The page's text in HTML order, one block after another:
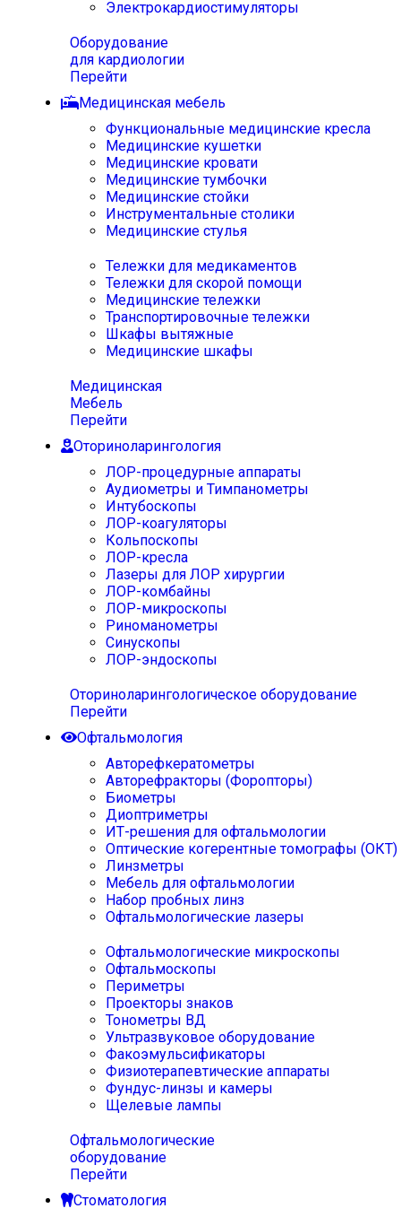
Электрокардиостимуляторы
Оборудование
для кардиологии
Перейти
Медицинская мебель
Функциональные медицинские кресла
Медицинские кушетки
Медицинские кровати
Медицинские тумбочки
Медицинские стойки
Инструментальные столики
Медицинские стулья
Тележки для медикаментов
Тележки для скорой помощи
Медицинские тележки
Транспортировочные тележки
Шкафы вытяжные
Медицинские шкафы
Медицинская
Мебель
Перейти
Оториноларингология
ЛОР-процедурные аппараты
Аудиометры и Тимпанометры
Интубоскопы
ЛОР-коагуляторы
Кольпоскопы
ЛОР-кресла
Лазеры для ЛОР хирургии
ЛОР-комбайны
ЛОР-микроскопы
Риноманометры
Синускопы
ЛОР-эндоскопы
Оториноларингологическое оборудование
Перейти
Офтальмология
Авторефкератометры
Авторефракторы (Форопторы)
Биометры
Диоптриметры
ИТ-решения для офтальмологии
Оптические когерентные томографы (ОКТ)
Линзметры
Мебель для офтальмологии
Набор пробных линз
Офтальмологические лазеры
Офтальмологические микроскопы
Офтальмоскопы
Периметры
Проекторы знаков
Тонометры ВД
Ультразвуковое оборудование
Факоэмульсификаторы
Физиотерапевтические аппараты
Фундус-линзы и камеры
Щелевые лампы
Офтальмологические
оборудование
Перейти
Стоматология